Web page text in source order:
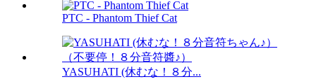
PTC - Phantom Thief Cat
YASUHATI (休むな！８分...